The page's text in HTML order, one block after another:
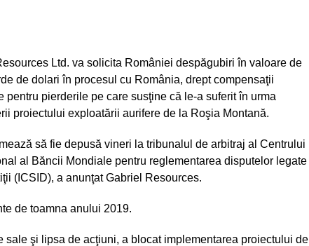
Ltd. va solicita României despăgubiri în valoare de
de dolari în procesul cu România, drept compensaţii
pentru pierderile pe care susţine că le-a suferit în urma
proiectului exploatării aurifere de la Roşia Montană.
să fie depusă vineri la tribunalul de arbitraj al Centrului
al Băncii Mondiale pentru reglementarea disputelor legate
(ICSID), a anunţat Gabriel Resources.
de toamna anului 2019.
şi lipsa de acţiuni, a blocat implementarea proiectului de